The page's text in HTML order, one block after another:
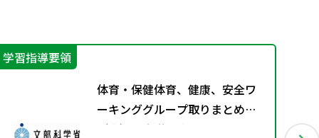
学習指導要領
体育・保健体育、健康、安全ワ
ーキンググループ取りまとめ
（案）※会議後修正